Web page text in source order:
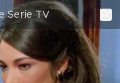
Serie TV